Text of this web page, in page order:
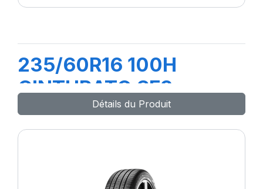
235/60R16 100H
CINTURATO SF3
Détails du Produit